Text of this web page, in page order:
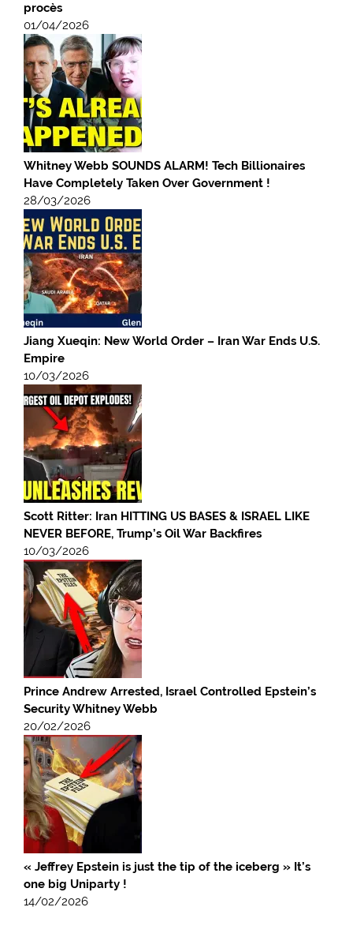
procès
01/04/2026
Whitney Webb SOUNDS ALARM! Tech Billionaires
Have Completely Taken Over Government !
28/03/2026
Jiang Xueqin: New World Order – Iran War Ends U.S.
Empire
10/03/2026
Scott Ritter: Iran HITTING US BASES & ISRAEL LIKE
NEVER BEFORE, Trump’s Oil War Backfires
10/03/2026
Prince Andrew Arrested, Israel Controlled Epstein’s
Security Whitney Webb
20/02/2026
« Jeffrey Epstein is just the tip of the iceberg » It’s
one big Uniparty !
14/02/2026